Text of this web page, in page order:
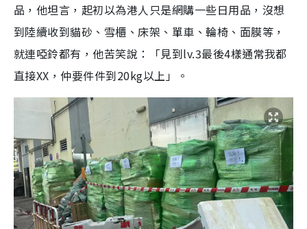
品，他坦言，起初以為港人只是網購一些日用品，沒想
到陸續收到貓砂、雪櫃、床架、單車、輪椅、面膜等，
就連啞鈴都有，他苦笑說：「見到lv.3最後4樣通常我都
直接XX，仲要件件到20kg以上」。